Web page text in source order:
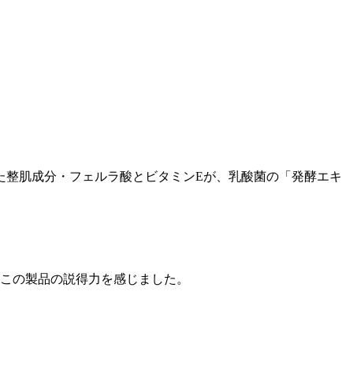
肌成分・フェルラ酸とビタミンEが、乳酸菌の「発酵エキ
の製品の説得力を感じました。